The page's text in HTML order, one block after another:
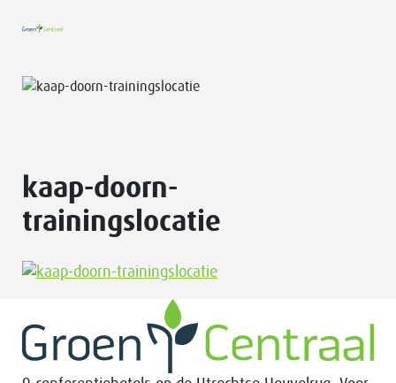
kaap-doorn-
trainingslocatie